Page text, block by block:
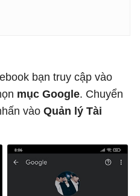
bạn truy cập vào
mục Google. Chuyển
vào Quản lý Tài